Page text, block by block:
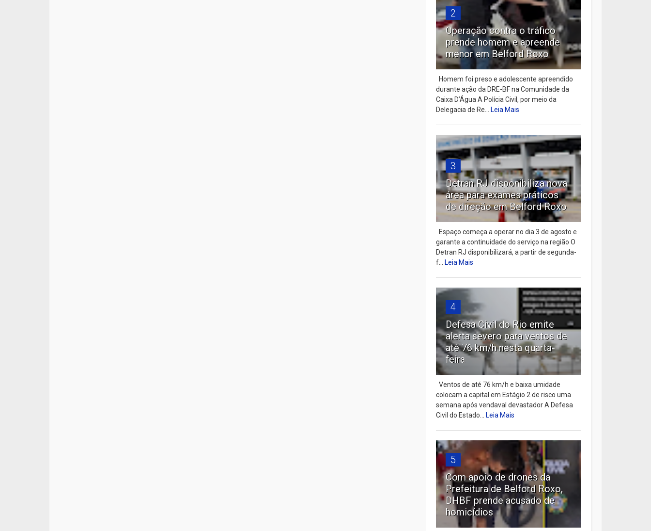
2
Operação contra o tráfico
prende homem e apreende
menor em Belford Roxo
Homem foi preso e adolescente apreendido
durante ação da DRE-BF na Comunidade da
Caixa D’Água A Polícia Civil, por meio da
Delegacia de Re...Leia Mais
3
Detran RJ disponibiliza nova
área para exames práticos
de direção em Belford Roxo
Espaço começa a operar no dia 3 de agosto e
garante a continuidade do serviço na região O
Detran RJ disponibilizará, a partir de segunda-
f...Leia Mais
4
Defesa Civil do Rio emite
alerta severo para ventos de
até 76 km/h nesta quarta-
feira
Ventos de até 76 km/h e baixa umidade
colocam a capital em Estágio 2 de risco uma
semana após vendaval devastador A Defesa
Civil do Estado...Leia Mais
5
Com apoio de drones da
Prefeitura de Belford Roxo,
DHBF prende acusado de
homicídios